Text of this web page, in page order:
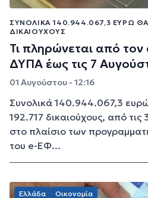
ΣΥΝΟΛΙΚΆ 140.944.067,3 ΕΥΡΏ
ΔΙΚΑΙΟΎΧΟΥΣ
Τι πληρώνεται από
ΔΥΠΑ έως τις 7
01 Αυγούστου - 12:16
Συνολικά 140.944.067,3
192.717 δικαιούχους, από τις
στο πλαίσιο των
του e-ΕΦ...
Ελλάδα Οικονομία